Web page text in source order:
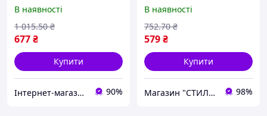
кольору із золотими
ґудзиками
В наявності
677₴
1 015.50 ₴
Купити
Інтернет-магазин ALL CLOTHES 90%
Класичний жакет, арт. 15
чорний
В наявності
579₴
752.70 ₴
Купити
Магазин "СТИЛЬНИЙ МОЛОДІЖНИЙ ОДЯГ" 98%